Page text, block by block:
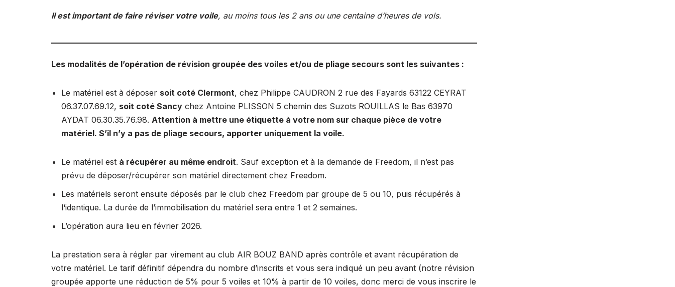
Il est important de faire réviser votre voile, au moins tous les 2 ans ou une centaine d’heures de vols.
Les modalités de l’opération de révision groupée des voiles et/ou de pliage secours sont les suivantes :
Le matériel est à déposer soit coté Clermont, chez Philippe CAUDRON 2 rue des Fayards 63122 CEYRAT
06.37.07.69.12, soit coté Sancy chez Antoine PLISSON 5 chemin des Suzots ROUILLAS le Bas 63970
AYDAT 06.30.35.76.98. Attention à mettre une étiquette à votre nom sur chaque pièce de votre
matériel. S’il n’y a pas de pliage secours, apporter uniquement la voile.
Le matériel est à récupérer au même endroit. Sauf exception et à la demande de Freedom, il n’est pas
prévu de déposer/récupérer son matériel directement chez Freedom.
Les matériels seront ensuite déposés par le club chez Freedom par groupe de 5 ou 10, puis récupérés à
l‘identique. La durée de l’immobilisation du matériel sera entre 1 et 2 semaines.
L’opération aura lieu en février 2026.
La prestation sera à régler par virement au club AIR BOUZ BAND après contrôle et avant récupération de
votre matériel. Le tarif définitif dépendra du nombre d’inscrits et vous sera indiqué un peu avant (notre révision
groupée apporte une réduction de 5% pour 5 voiles et 10% à partir de 10 voiles, donc merci de vous inscrire le